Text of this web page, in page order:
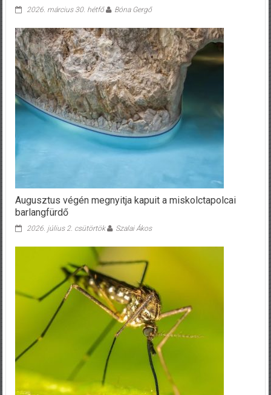
2026. március 30. hétfő Bóna Gergő
Augusztus végén megnyitja kapuit a miskolctapolcai
barlangfürdő
2026. július 2. csütörtök Szalai Ákos